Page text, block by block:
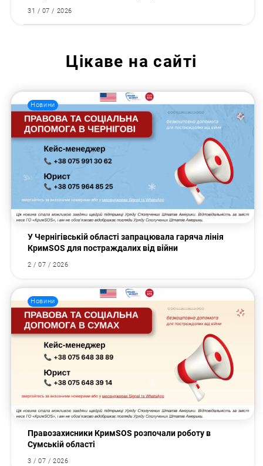
31 / 07 / 2026
Цікаве на сайті
Новини
У Чернігівській області запрацювала гаряча лінія
КримSOS для постраждалих від війни
2 / 07 / 2026
Новини
Правозахисники КримSOS розпочали роботу в
Сумській області
3 / 07 / 2026